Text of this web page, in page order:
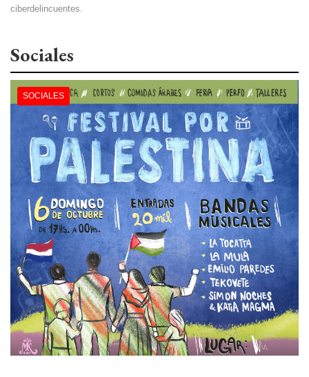
ciberdelincuentes.
Sociales
SOCIALES